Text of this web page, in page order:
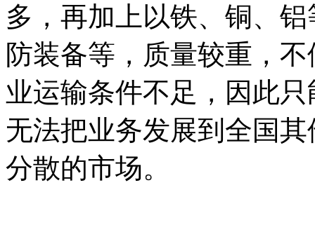
多，再加上以铁、铜、
防装备等，质量较重，
业运输条件不足，因此
无法把业务发展到全国
分散的市场。